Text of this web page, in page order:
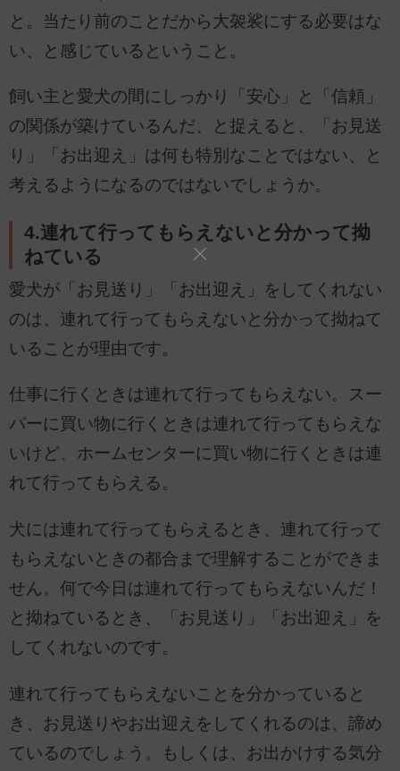
と。当たり前のことだから大袈裟にする必要はな
い、と感じているということ。
飼い主と愛犬の間にしっかり「安心」と「信頼」
の関係が築けているんだ、と捉えると、「お見送
り」「お出迎え」は何も特別なことではない、と
考えるようになるのではないでしょうか。
4.連れて行ってもらえないと分かって拗
ねている
愛犬が「お見送り」「お出迎え」をしてくれない
のは、連れて行ってもらえないと分かって拗ねて
いることが理由です。
仕事に行くときは連れて行ってもらえない。スー
パーに買い物に行くときは連れて行ってもらえな
いけど、ホームセンターに買い物に行くときは連
れて行ってもらえる。
犬には連れて行ってもらえるとき、連れて行って
もらえないときの都合まで理解することができま
せん。何で今日は連れて行ってもらえないんだ！
と拗ねているとき、「お見送り」「お出迎え」を
してくれないのです。
連れて行ってもらえないことを分かっていると
き、お見送りやお出迎えをしてくれるのは、諦め
ているのでしょう。もしくは、お出かけする気分